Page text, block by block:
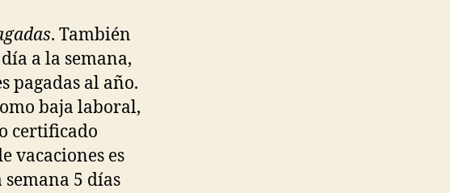
. También
a la semana,
pagadas al año.
baja laboral,
certificado
vacaciones es
5 días